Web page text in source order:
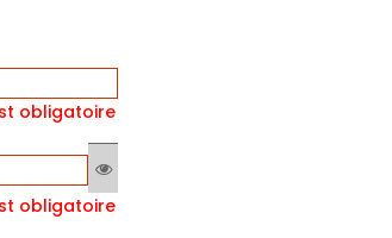
obligatoire
obligatoire